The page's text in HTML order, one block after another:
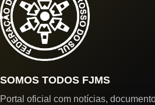
SOMOS TODOS FJMS
Portal oficial com notícias,